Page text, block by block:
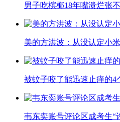
男子吃槟榔18年嘴溃烂张
美的方洪波：从没认定小
被蚊子咬了能迅速止痒的4
韦东奕账号评论区成考生“